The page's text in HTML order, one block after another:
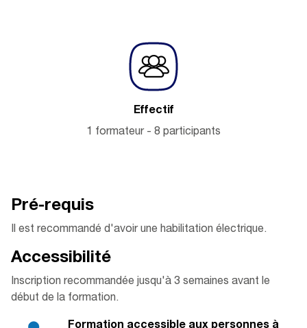
Effectif
1 formateur - 8 participants
Pré-requis
Il est recommandé d'avoir une habilitation électrique.
Accessibilité
Inscription recommandée jusqu'à 3 semaines avant le
début de la formation.